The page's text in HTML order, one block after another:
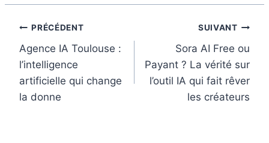
k
s
t
n
Navigation
de
l’article
PRÉCÉDENT
Agence IA Toulouse :
l’intelligence
artificielle qui change
la donne
SUIVANT
Sora AI Free ou
Payant ? La vérité sur
l’outil IA qui fait rêver
les créateurs